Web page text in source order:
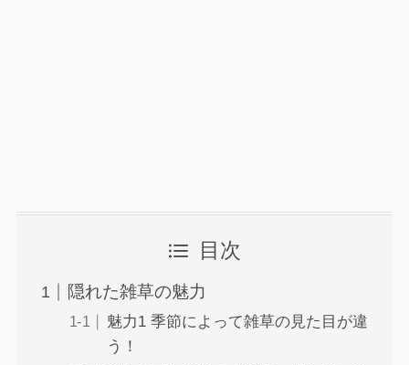
目次
隠れた雑草の魅力
魅力1 季節によって雑草の見た目が違
う！